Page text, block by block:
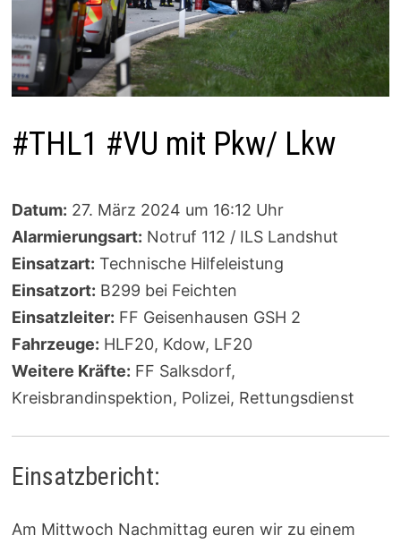
#THL1 #VU mit Pkw/ Lkw
Datum: 27. März 2024 um 16:12 Uhr
Alarmierungsart: Notruf 112 / ILS Landshut
Einsatzart: Technische Hilfeleistung
Einsatzort: B299 bei Feichten
Einsatzleiter: FF Geisenhausen GSH 2
Fahrzeuge: HLF20, Kdow, LF20
Weitere Kräfte: FF Salksdorf,
Kreisbrandinspektion, Polizei, Rettungsdienst
Einsatzbericht:
Am Mittwoch Nachmittag euren wir zu einem